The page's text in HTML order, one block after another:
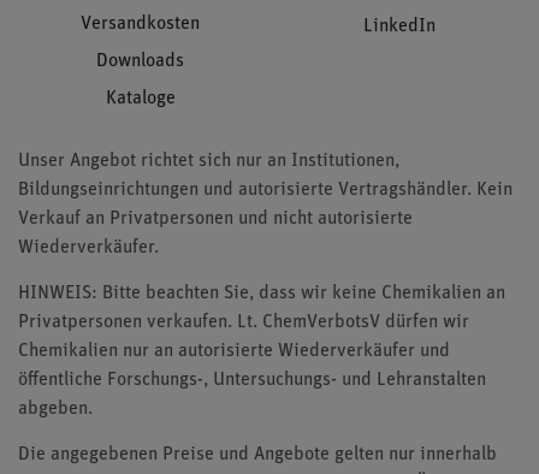
Versandkosten
Downloads
Kataloge
LinkedIn
Unser Angebot richtet sich nur an Institutionen,
Bildungseinrichtungen und autorisierte Vertragshändler. Kein
Verkauf an Privatpersonen und nicht autorisierte
Wiederverkäufer.
HINWEIS: Bitte beachten Sie, dass wir keine Chemikalien an
Privatpersonen verkaufen. Lt. ChemVerbotsV dürfen wir
Chemikalien nur an autorisierte Wiederverkäufer und
öffentliche Forschungs-, Untersuchungs- und Lehranstalten
abgeben.
Die angegebenen Preise und Angebote gelten nur innerhalb